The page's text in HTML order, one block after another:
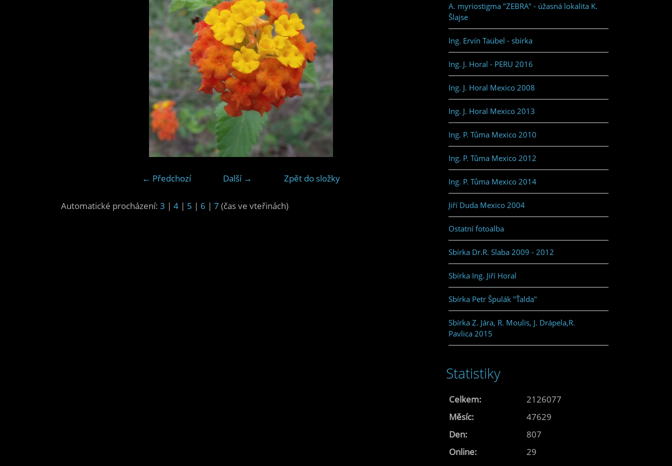
← Předchozí Další → Zpět do složky
Automatické procházení: 3 | 4 | 5 | 6 | 7 (čas ve vteřinách)
A. myriostigma "ZEBRA" - úžasná lokalita K.
Šlajse
Ing. Ervín Taübel - sbírka
Ing. J. Horal - PERU 2016
Ing. J. Horal Mexico 2008
Ing. J. Horal Mexico 2013
Ing. P. Tůma Mexico 2010
Ing. P. Tůma Mexico 2012
Ing. P. Tůma Mexico 2014
Jiří Duda Mexico 2004
Ostatní fotoalba
Sbírka Dr.R. Slaba 2009 - 2012
Sbírka Ing. Jiří Horal
Sbírka Petr Špulák "Ťalda"
Sbírka Z. Jára, R. Moulis, J. Drápela,R.
Pavlica 2015
Statistiky
Online: 29
Celkem:
2126077
Měsíc:
47629
Den:
807